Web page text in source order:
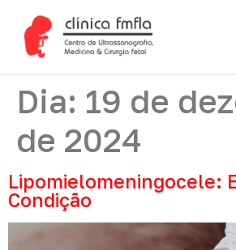
Dia: 19 de
de 2024
Lipomielomeningocele:
Condição